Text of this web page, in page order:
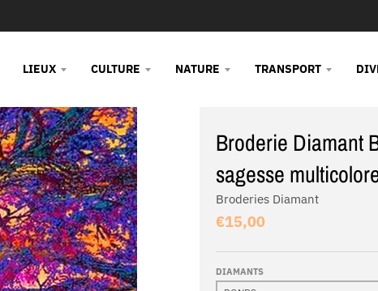
LIEUX CULTURE NATURE TRANSPORT
Broderie Diamant
sagesse
Broderies Diamant
€15,00
DIAMANTS